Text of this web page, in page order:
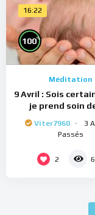
16:22
100%
Méditation
9 Avril : Sois
je prend soin
Viter7960
3
Passés
2